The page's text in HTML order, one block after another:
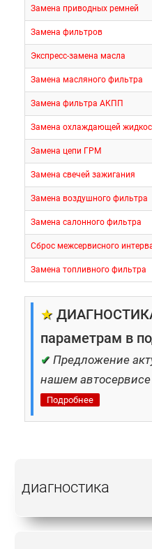
Замена приводных ремней
Замена фильтров
Экспресс-замена масла
Замена масляного фильтра
Замена фильтра АКПП
Замена охлаждающей
Замена цепи ГРМ
Замена свечей зажигания
Замена воздушного фильтра
Замена салонного фильтра
Сброс межсервисного
Замена топливного фильтра
★ ДИАГНОСТИКА
параметрам в
✔ Предложение
нашем
Подробнее
диагностика